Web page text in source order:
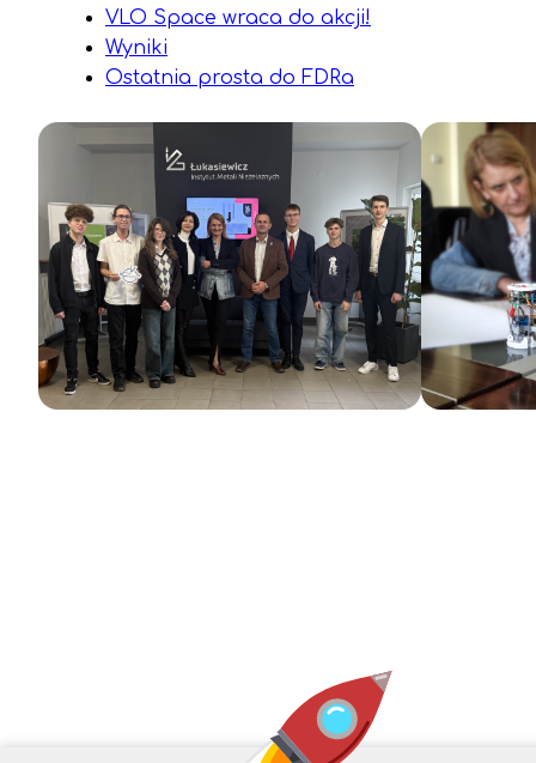
VLO Space wraca do akcji!
Wyniki
Ostatnia prosta do FDRa